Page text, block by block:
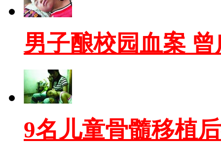
男子酿校园血案
9名儿童骨髓移植